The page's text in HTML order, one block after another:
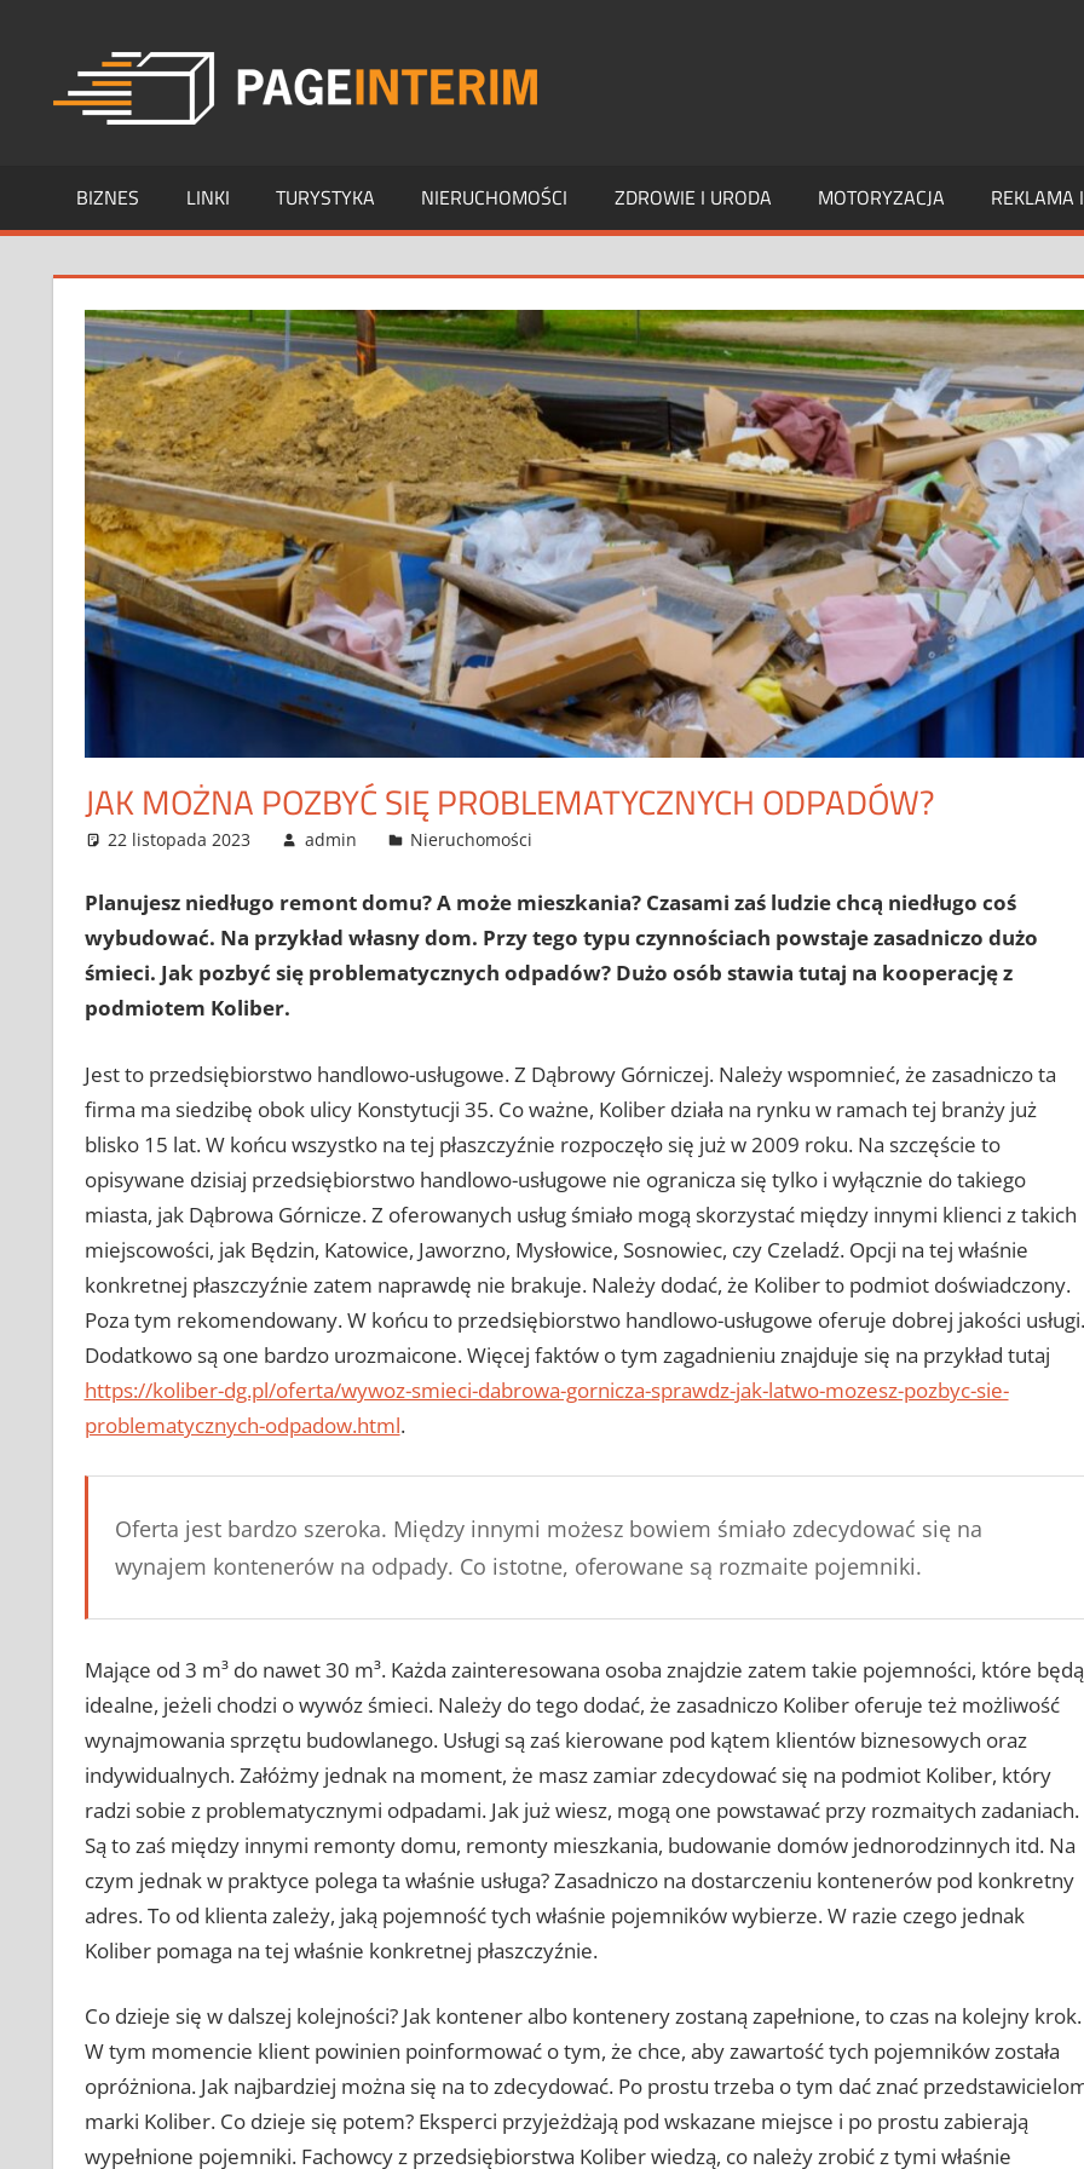
content
BIZNES LINKI TURYSTYKA NIERUCHOMOŚCI ZDROWIE I URODA MOTORYZACJA REKLAMA
JAK MOŻNA POZBYĆ SIĘ PROBLEMATYCZNYCH ODPADÓW?
22 listopada 2023 admin Nieruchomości
Planujesz niedługo remont domu? A może mieszkania? Czasami zaś ludzie chcą niedługo coś
wybudować. Na przykład własny dom. Przy tego typu czynnościach powstaje zasadniczo dużo
śmieci. Jak pozbyć się problematycznych odpadów? Dużo osób stawia tutaj na kooperację z
podmiotem Koliber.
Jest to przedsiębiorstwo handlowo-usługowe. Z Dąbrowy Górniczej. Należy wspomnieć, że zasadniczo ta
firma ma siedzibę obok ulicy Konstytucji 35. Co ważne, Koliber działa na rynku w ramach tej branży już
blisko 15 lat. W końcu wszystko na tej płaszczyźnie rozpoczęło się już w 2009 roku. Na szczęście to
opisywane dzisiaj przedsiębiorstwo handlowo-usługowe nie ogranicza się tylko i wyłącznie do takiego
miasta, jak Dąbrowa Górnicze. Z oferowanych usług śmiało mogą skorzystać między innymi klienci z takich
miejscowości, jak Będzin, Katowice, Jaworzno, Mysłowice, Sosnowiec, czy Czeladź. Opcji na tej właśnie
konkretnej płaszczyźnie zatem naprawdę nie brakuje. Należy dodać, że Koliber to podmiot doświadczony.
Poza tym rekomendowany. W końcu to przedsiębiorstwo handlowo-usługowe oferuje dobrej jakości usługi.
Dodatkowo są one bardzo urozmaicone. Więcej faktów o tym zagadnieniu znajduje się na przykład tutaj
https://koliber-dg.pl/oferta/wywoz-smieci-dabrowa-gornicza-sprawdz-jak-latwo-mozesz-pozbyc-sie-
problematycznych-odpadow.html.
Oferta jest bardzo szeroka. Między innymi możesz bowiem śmiało zdecydować się na
wynajem kontenerów na odpady. Co istotne, oferowane są rozmaite pojemniki.
Mające od 3 m³ do nawet 30 m³. Każda zainteresowana osoba znajdzie zatem takie pojemności, które będą
idealne, jeżeli chodzi o wywóz śmieci. Należy do tego dodać, że zasadniczo Koliber oferuje też możliwość
wynajmowania sprzętu budowlanego. Usługi są zaś kierowane pod kątem klientów biznesowych oraz
indywidualnych. Załóżmy jednak na moment, że masz zamiar zdecydować się na podmiot Koliber, który
radzi sobie z problematycznymi odpadami. Jak już wiesz, mogą one powstawać przy rozmaitych zadaniach.
Są to zaś między innymi remonty domu, remonty mieszkania, budowanie domów jednorodzinnych itd. Na
czym jednak w praktyce polega ta właśnie usługa? Zasadniczo na dostarczeniu kontenerów pod konkretny
adres. To od klienta zależy, jaką pojemność tych właśnie pojemników wybierze. W razie czego jednak
Koliber pomaga na tej właśnie konkretnej płaszczyźnie.
Co dzieje się w dalszej kolejności? Jak kontener albo kontenery zostaną zapełnione, to czas na kolejny krok.
W tym momencie klient powinien poinformować o tym, że chce, aby zawartość tych pojemników została
opróżniona. Jak najbardziej można się na to zdecydować. Po prostu trzeba o tym dać znać
marki Koliber. Co dzieje się potem? Eksperci przyjeżdżają pod wskazane miejsce i po prostu zabierają
wypełnione pojemniki. Fachowcy z przedsiębiorstwa Koliber wiedzą, co należy zrobić z tymi właśnie